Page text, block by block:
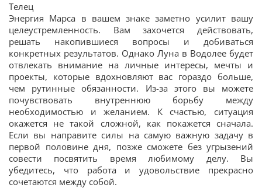
Телец
Энергия Марса в вашем знаке заметно усилит вашу
целеустремленность. Вам захочется действовать,
решать накопившиеся вопросы и добиваться
конкретных результатов. Однако Луна в Водолее будет
отвлекать внимание на личные интересы, мечты и
проекты, которые вдохновляют вас гораздо больше,
чем рутинные обязанности. Из-за этого вы можете
почувствовать внутреннюю борьбу между
необходимостью и желанием. К счастью, ситуация
окажется не такой сложной, как покажется сначала.
Если вы направите силы на самую важную задачу в
первой половине дня, позже сможете без угрызений
совести посвятить время любимому делу. Вы
убедитесь, что работа и удовольствие прекрасно
сочетаются между собой.